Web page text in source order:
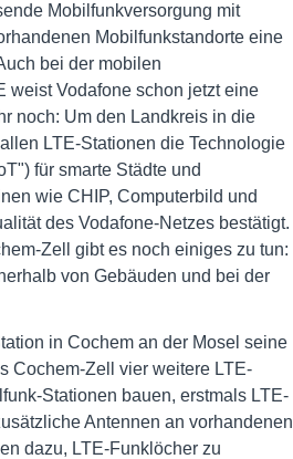
Mobilfunkversorgung mit
Mobilfunkstandorte eine
bei der mobilen
weist Vodafone schon jetzt eine
noch: Um den Landkreis in die
LTE-Stationen die Technologie
für smarte Städte und
wie CHIP, Computerbild und
des Vodafone-Netzes bestätigt.
Zell gibt es noch einiges zu tun:
von Gebäuden und bei der
in Cochem an der Mosel seine
Cochem-Zell vier weitere LTE-
Stationen bauen, erstmals LTE-
Antennen an vorhandenen
dazu, LTE-Funklöcher zu